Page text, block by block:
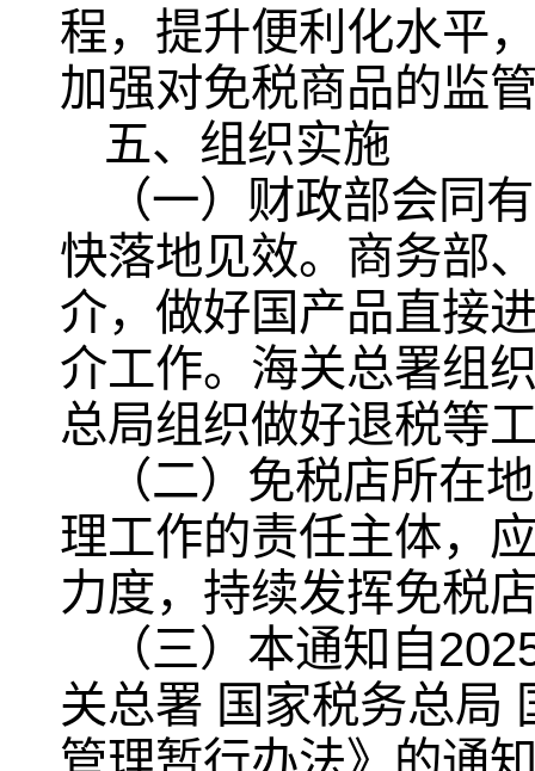
程，提升便利化水平
加强对免税商品的监
五、组织实施
（一）财政部会同
快落地见效。商务部
介，做好国产品直接
介工作。海关总署组
总局组织做好退税等
（二）免税店所在
理工作的责任主体，
力度，持续发挥免税
（三）本通知自
关总署 国家税务总局